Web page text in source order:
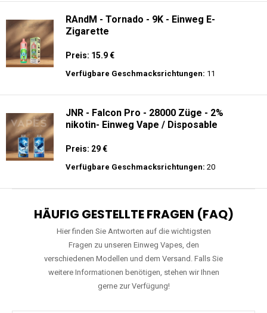
RAndM - Tornado - 9K - Einweg E-
Zigarette
Preis: 15.9 €
Verfügbare Geschmacksrichtungen: 11
JNR - Falcon Pro - 28000 Züge - 2%
nikotin- Einweg Vape / Disposable
Preis: 29 €
Verfügbare Geschmacksrichtungen: 20
HÄUFIG GESTELLTE FRAGEN (FAQ)
Hier finden Sie Antworten auf die wichtigsten
Fragen zu unseren Einweg Vapes, den
verschiedenen Modellen und dem Versand. Falls Sie
weitere Informationen benötigen, stehen wir Ihnen
gerne zur Verfügung!